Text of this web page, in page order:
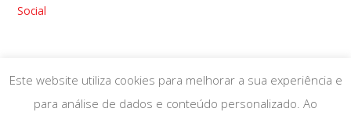
Social
Este website utiliza cookies para melhorar a sua experiência e
para análise de dados e conteúdo personalizado. Ao